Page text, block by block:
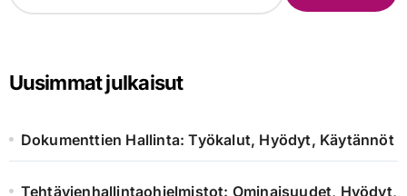
h
f
r
Uusimmat julkaisut
Dokumenttien Hallinta: Työkalut, Hyödyt, Käytännöt
Tehtävienhallintaohjelmistot: Ominaisuudet, Hyödyt,